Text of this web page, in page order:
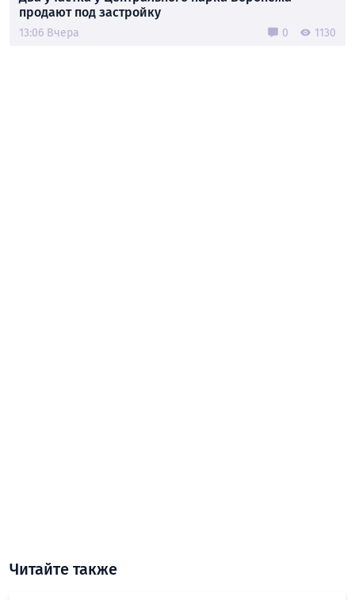
продают под застройку
13:06 Вчера 0 1130
Читайте также